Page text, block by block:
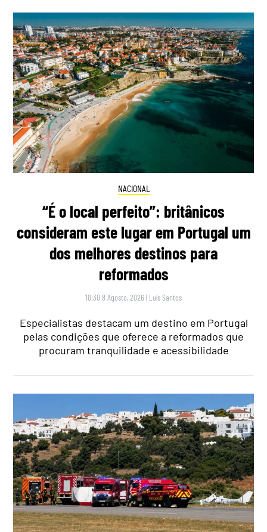
NACIONAL
“É o local perfeito”: britânicos
consideram este lugar em Portugal um
dos melhores destinos para
reformados
10:30 8 Agosto, 2026 | Luís Santos
Especialistas destacam um destino em Portugal
pelas condições que oferece a reformados que
procuram tranquilidade e acessibilidade